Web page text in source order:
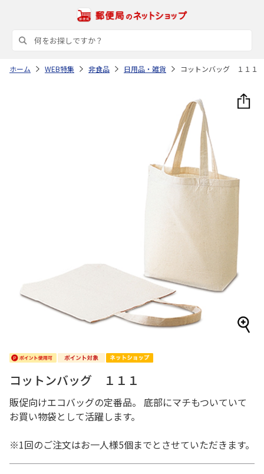
ホーム WEB特集 非食品 日用品・雑貨 コットンバッグ １１１
コットンバッグ １１１
販促向けエコバッグの定番品。 底部にマチもついていて
お買い物袋として活躍します。
※1回のご注文はお一人様5個までとさせていただきます。